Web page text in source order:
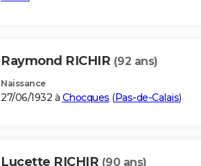
Raymond RICHIR (92 ans)
Naissance
27/06/1932 à Chocques (Pas-de-Calais)
Lucette RICHIR (90 ans)